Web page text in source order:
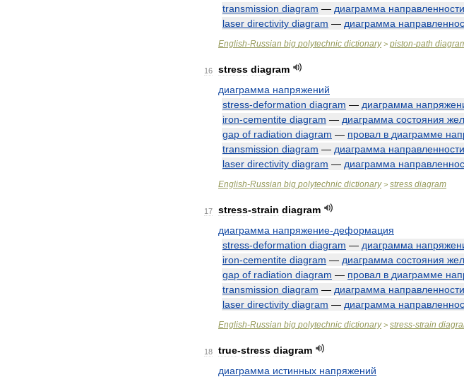
transmission diagram — диаграмма направленности
laser directivity diagram — диаграмма
English-Russian big polytechnic dictionary> piston-path
16 stress diagram
диаграмма напряжений
stress-deformation diagram — диаграмма
iron-cementite diagram — диаграмма состояния
gap of radiation diagram — провал в диаграмме
transmission diagram — диаграмма направленности
laser directivity diagram — диаграмма
English-Russian big polytechnic dictionary> stress diagram
17 stress-strain diagram
диаграмма напряжение-деформация
stress-deformation diagram — диаграмма
iron-cementite diagram — диаграмма состояния
gap of radiation diagram — провал в диаграмме
transmission diagram — диаграмма направленности
laser directivity diagram — диаграмма
English-Russian big polytechnic dictionary> stress-strain
18 true-stress diagram
диаграмма истинных напряжений